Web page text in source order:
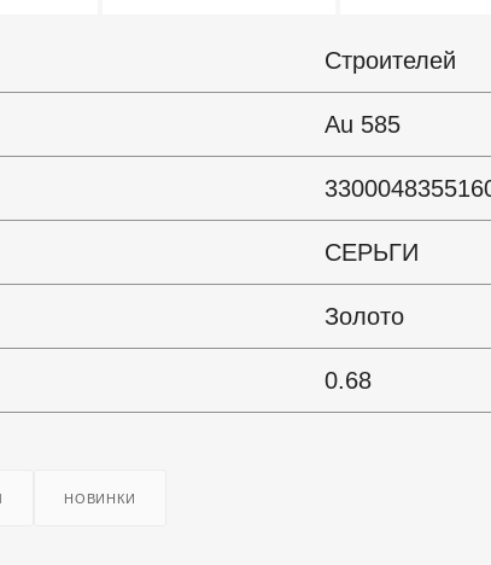
Строителей
Au 585
СЕРЬГИ
Золото
0.68
НОВИНКИ